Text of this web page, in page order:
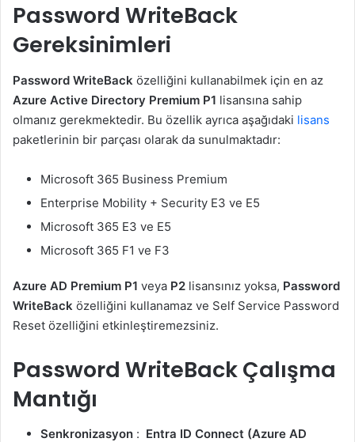
Password WriteBack
Gereksinimleri
Password WriteBack özelliğini kullanabilmek için en az
Azure Active Directory Premium P1 lisansına sahip
olmanız gerekmektedir. Bu özellik ayrıca aşağıdaki lisans
paketlerinin bir parçası olarak da sunulmaktadır:
Microsoft 365 Business Premium
Enterprise Mobility + Security E3 ve E5
Microsoft 365 E3 ve E5
Microsoft 365 F1 ve F3
Azure AD Premium P1 veya P2 lisansınız yoksa, Password
WriteBack özelliğini kullanamaz ve Self Service Password
Reset özelliğini etkinleştiremezsiniz.
Password WriteBack Çalışma
Mantığı
Senkronizasyon : Entra ID Connect (Azure AD